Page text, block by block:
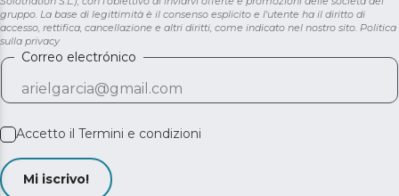
gruppo. La base di legittimità è il consenso esplicito e l'utente ha il diritto di
accesso, rettifica, cancellazione e altri diritti, come indicato nel nostro sito. Politica
sulla privacy
Correo electrónico
Accetto il Termini e condizioni
Mi iscrivo!